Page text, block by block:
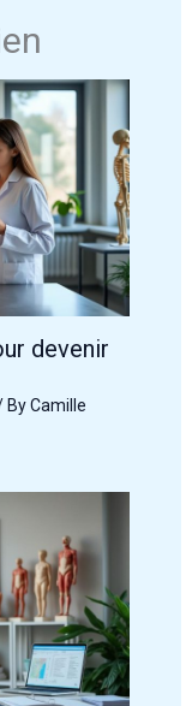
devenir
ByCamille